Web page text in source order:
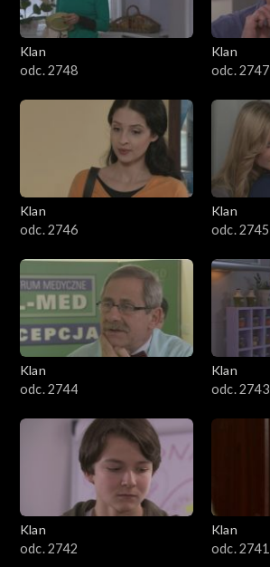
Klan
odc. 2748
Klan
odc. 2747
Klan
odc. 2746
Klan
odc. 2745
Klan
odc. 2744
Klan
odc. 2743
Klan
odc. 2742
Klan
odc. 2741